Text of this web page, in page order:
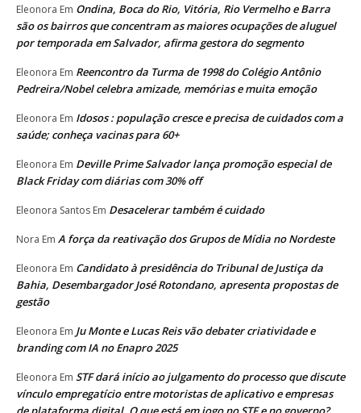
Eleonora Em Ondina, Boca do Rio, Vitória, Rio Vermelho e Barra
são os bairros que concentram as maiores ocupações de aluguel
por temporada em Salvador, afirma gestora do segmento
Eleonora Em Reencontro da Turma de 1998 do Colégio Antônio
Pedreira/Nobel celebra amizade, memórias e muita emoção
Eleonora Em Idosos : população cresce e precisa de cuidados com a
saúde; conheça vacinas para 60+
Eleonora Em Deville Prime Salvador lança promoção especial de
Black Friday com diárias com 30% off
Eleonora Santos Em Desacelerar também é cuidado
Nora Em A força da reativação dos Grupos de Mídia no Nordeste
Eleonora Em Candidato à presidência do Tribunal de Justiça da
Bahia, Desembargador José Rotondano, apresenta propostas de
gestão
Eleonora Em Ju Monte e Lucas Reis vão debater criatividade e
branding com IA no Enapro 2025
Eleonora Em STF dará início ao julgamento do processo que discute
vínculo empregatício entre motoristas de aplicativo e empresas